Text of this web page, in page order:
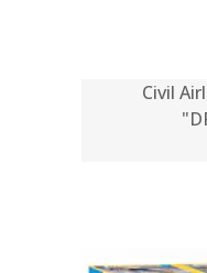
Civil